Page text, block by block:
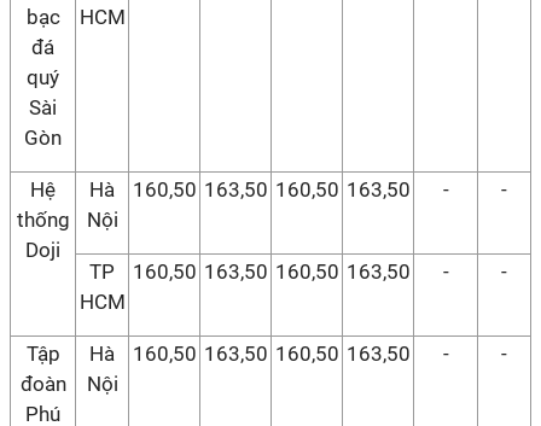
bạc
đá
quý
Sài
Gòn
HCM
Hệ
thống
Doji
Hà
Nội
160,50 163,50 160,50 163,50 - -
TP
HCM
160,50 163,50 160,50 163,50 - -
Tập
đoàn
Phú
Hà
Nội
160,50 163,50 160,50 163,50 - -